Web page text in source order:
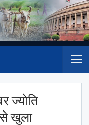
ज्योति
से खुला